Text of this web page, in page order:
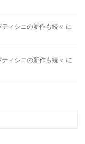
ィシエの新作も続々 に
ィシエの新作も続々 に